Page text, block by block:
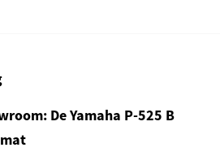
De Yamaha P-525 B